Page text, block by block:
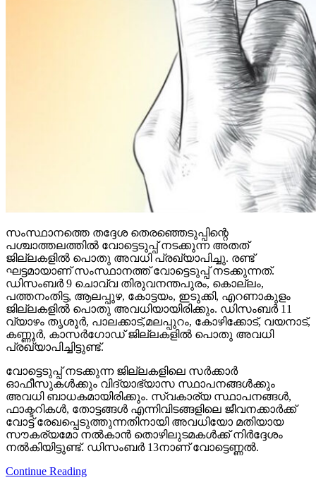
സംസ്ഥാനത്തെ തദ്ദേശ തെരഞ്ഞെടുപ്പിന്റെ
പശ്ചാത്തലത്തില്‍ വോട്ടെടുപ്പ് നടക്കുന്ന അതത്
ജില്ലകളില്‍ പൊതു അവധി പ്രഖ്യാപിച്ചു. രണ്ട്
ഘട്ടമായാണ് സംസ്ഥാനത്ത് വോട്ടെടുപ്പ് നടക്കുന്നത്.
ഡിസംബര്‍ 9 ചൊവ്വ തിരുവനന്തപുരം, കൊല്ലം,
പത്തനംതിട്ട, ആലപ്പുഴ, കോട്ടയം, ഇടുക്കി, എറണാകുളം
ജില്ലകളില്‍ പൊതു അവധിയായിരിക്കും. ഡിസംബര്‍ 11
വ്യാഴം തൃശൂര്‍, പാലക്കാട്,മലപ്പുറം, കോഴിക്കോട്, വയനാട്,
കണ്ണൂര്‍, കാസര്‍ഗോഡ് ജില്ലകളില്‍ പൊതു അവധി
പ്രഖ്യാപിച്ചിട്ടുണ്ട്.
വോട്ടെടുപ്പ് നടക്കുന്ന ജില്ലകളിലെ സര്‍ക്കാര്‍
ഓഫീസുകള്‍ക്കും വിദ്യാഭ്യാസ സ്ഥാപനങ്ങള്‍ക്കും
അവധി ബാധകമായിരിക്കും. സ്വകാര്യ സ്ഥാപനങ്ങള്‍,
ഫാക്ടറികള്‍, തോട്ടങ്ങള്‍ എന്നിവിടങ്ങളിലെ ജീവനക്കാര്‍ക്ക്
വോട്ട് രേഖപ്പെടുത്തുന്നതിനായി അവധിയോ മതിയായ
സൗകര്യമോ നല്‍കാന്‍ തൊഴിലുടമകള്‍ക്ക് നിര്‍ദ്ദേശം
നല്‍കിയിട്ടുണ്ട്. ഡിസംബര്‍ 13നാണ് വോട്ടെണ്ണല്‍.
Continue Reading